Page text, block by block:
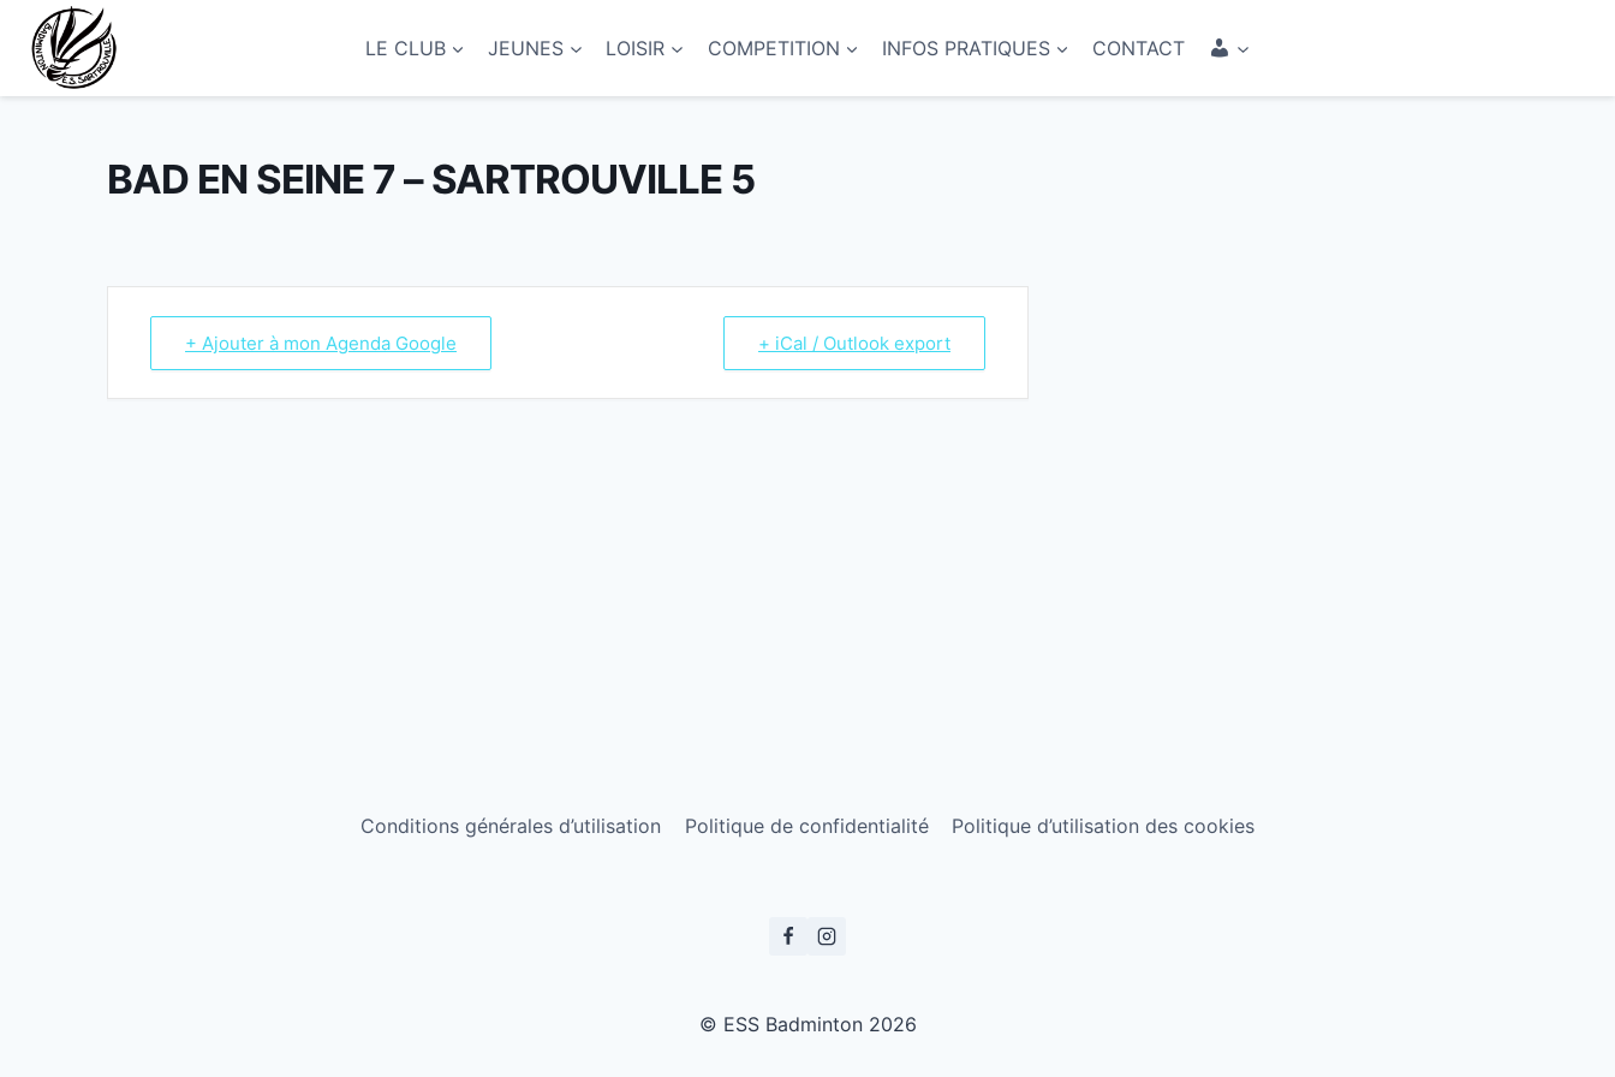
contenu
LE CLUB JEUNES LOISIR COMPETITION INFOS PRATIQUES CONTACT COMPTE
BAD EN SEINE 7 – SARTROUVILLE 5
+ Ajouter à mon Agenda Google + iCal / Outlook export
Conditions générales d’utilisation Politique de confidentialité Politique d’utilisation des cookies
© ESS Badminton 2026